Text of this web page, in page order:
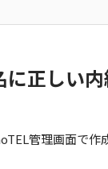
に正しい
管理画面で